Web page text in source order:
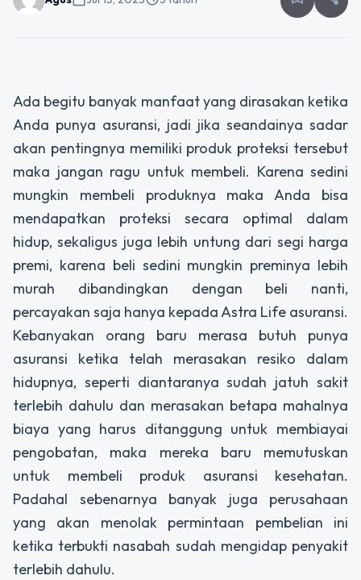
Ada begitu banyak manfaat yang dirasakan ketika
Anda punya asuransi, jadi jika seandainya sadar
akan pentingnya memiliki produk proteksi tersebut
maka jangan ragu untuk membeli. Karena sedini
mungkin membeli produknya maka Anda bisa
mendapatkan proteksi secara optimal dalam
hidup, sekaligus juga lebih untung dari segi harga
premi, karena beli sedini mungkin preminya lebih
murah dibandingkan dengan beli nanti,
percayakan saja hanya kepada Astra Life asuransi.
Kebanyakan orang baru merasa butuh punya
asuransi ketika telah merasakan resiko dalam
hidupnya, seperti diantaranya sudah jatuh sakit
terlebih dahulu dan merasakan betapa mahalnya
biaya yang harus ditanggung untuk membiayai
pengobatan, maka mereka baru memutuskan
untuk membeli produk asuransi kesehatan.
Padahal sebenarnya banyak juga perusahaan
yang akan menolak permintaan pembelian ini
ketika terbukti nasabah sudah mengidap penyakit
terlebih dahulu.